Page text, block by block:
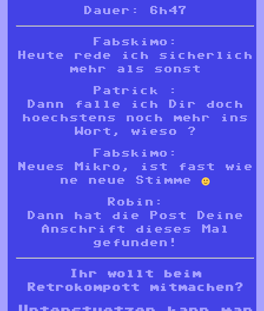
Dauer: 6h47
Fabskimo:
Heute rede ich sicherlich
mehr als sonst
Patrick :
Dann falle ich Dir doch
hoechstens noch mehr ins
Wort, wieso ?
Fabskimo:
Neues Mikro, ist fast wie
ne neue Stimme
Robin:
Dann hat die Post Deine
Anschrift dieses Mal
gefunden!
Ihr wollt beim
Retrokompott mitmachen?